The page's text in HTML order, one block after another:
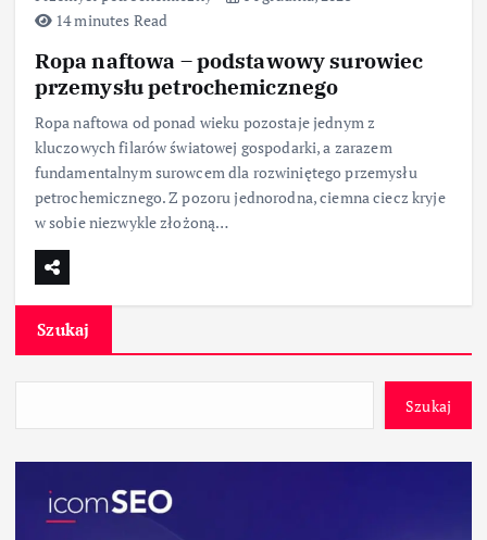
14 minutes Read
Ropa naftowa – podstawowy surowiec
przemysłu petrochemicznego
Ropa naftowa od ponad wieku pozostaje jednym z
kluczowych filarów światowej gospodarki, a zarazem
fundamentalnym surowcem dla rozwiniętego przemysłu
petrochemicznego. Z pozoru jednorodna, ciemna ciecz kryje
w sobie niezwykle złożoną…
Szukaj
Szukaj